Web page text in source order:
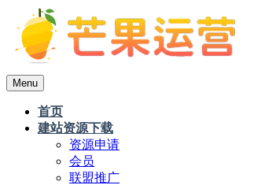
Menu
首页
建站资源下载
资源申请
会员
联盟推广